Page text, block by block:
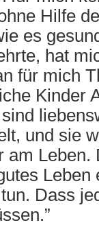
Hilfe
es
hat
für mich
Kinder
und sie
am
Leben
Dass